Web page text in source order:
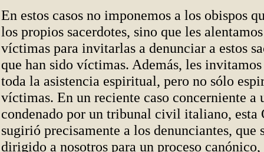
En estos casos no imponemos a los obispos
los propios sacerdotes, sino que les
víctimas para invitarlas a denunciar a estos
que han sido víctimas. Además, les
toda la asistencia espiritual, pero no sólo
víctimas. En un reciente caso concerniente a
condenado por un tribunal civil italiano, esta
sugirió precisamente a los denunciantes, que
dirigido a nosotros para un proceso